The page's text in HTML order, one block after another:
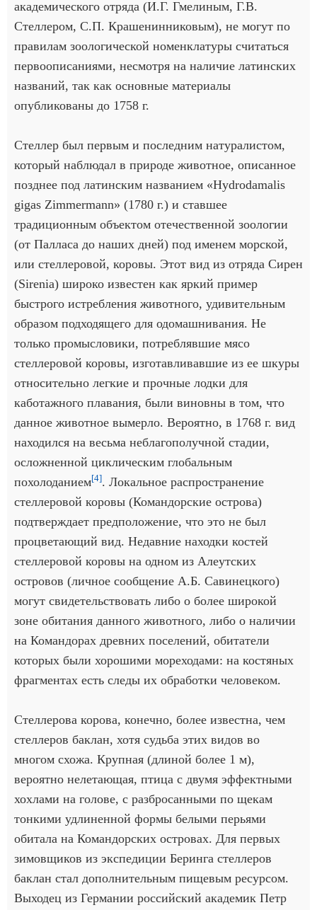
академического отряда (И.Г. Гмелиным, Г.В.
Стеллером, С.П. Крашенинниковым), не могут по
правилам зоологической номенклатуры считаться
первоописаниями, несмотря на наличие латинских
названий, так как основные материалы
опубликованы до 1758 г.
Стеллер был первым и последним натуралистом,
который наблюдал в природе животное, описанное
позднее под латинским названием «Hydrodamalis
gigas Zimmermann» (1780 г.) и ставшее
традиционным объектом отечественной зоологии
(от Палласа до наших дней) под именем морской,
или стеллеровой, коровы. Этот вид из отряда Сирен
(Sirenia) широко известен как яркий пример
быстрого истребления животного, удивительным
образом подходящего для одомашнивания. Не
только промысловики, потреблявшие мясо
стеллеровой коровы, изготавливавшие из ее шкуры
относительно легкие и прочные лодки для
каботажного плавания, были виновны в том, что
данное животное вымерло. Вероятно, в 1768 г. вид
находился на весьма неблагополучной стадии,
осложненной циклическим глобальным
похолоданием[4]. Локальное распространение
стеллеровой коровы (Командорские острова)
подтверждает предположение, что это не был
процветающий вид. Недавние находки костей
стеллеровой коровы на одном из Алеутских
островов (личное сообщение А.Б. Савинецкого)
могут свидетельствовать либо о более широкой
зоне обитания данного животного, либо о наличии
на Командорах древних поселений, обитатели
которых были хорошими мореходами: на костяных
фрагментах есть следы их обработки человеком.
Стеллерова корова, конечно, более известна, чем
стеллеров баклан, хотя судьба этих видов во
многом схожа. Крупная (длиной более 1 м),
вероятно нелетающая, птица с двумя эффектными
хохлами на голове, с разбросанными по щекам
тонкими удлиненной формы белыми перьями
обитала на Командорских островах. Для первых
зимовщиков из экспедиции Беринга стеллеров
баклан стал дополнительным пищевым ресурсом.
Выходец из Германии российский академик Петр